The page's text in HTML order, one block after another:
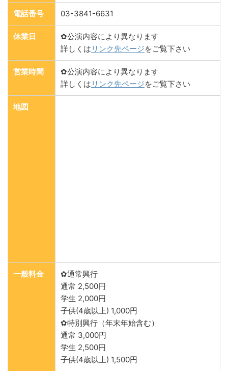
電話番号 03-3841-6631
休業日
✿公演内容により異なります
詳しくは リンク先ページをご覧下さい
営業時間
✿公演内容により異なります
詳しくは リンク先ページをご覧下さい
地図
一般料金
✿通常興行
通常 2,500円
学生 2,000円
子供(4歳以上) 1,000円
✿特別興行（年末年始含む）
通常 3,000円
学生 2,500円
子供(4歳以上) 1,500円